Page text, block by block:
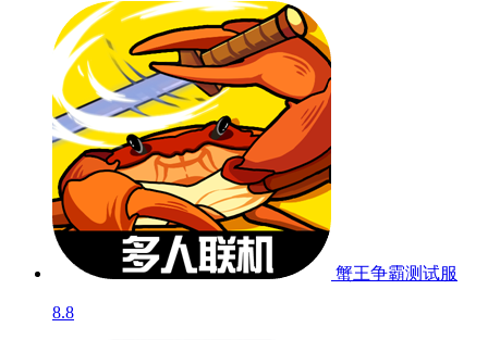
蟹王争霸测试服
8.8